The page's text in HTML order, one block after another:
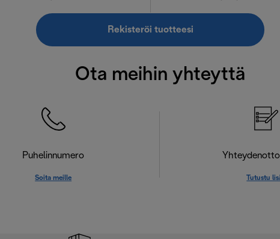
Rekisteröi tuotteesi
Ota meihin yhteyttä
Puhelinnumero
Soita meille Tutustu